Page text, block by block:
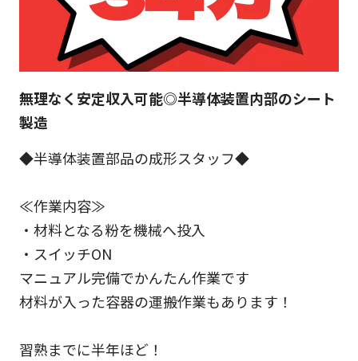
無理なく安定収入可能◎半導体装置内部のシート
製造
◆半導体装置部品の成形スタッフ◆
≪作業内容≫
・材料となる粉を機械へ投入
・スイッチON
マニュアル完備でかんたん作業です
材料が入った容器の運搬作業もあります！
習熟までに半年ほど！